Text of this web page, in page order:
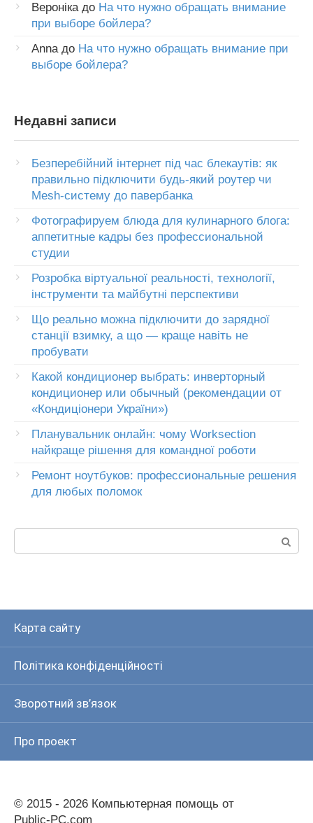
Веронікадо На что нужно обращать внимание
при выборе бойлера?
Annaдо На что нужно обращать внимание при
выборе бойлера?
Недавні записи
Безперебійний інтернет під час блекаутів: як
правильно підключити будь-який роутер чи
Mesh-систему до павербанка
Фотографируем блюда для кулинарного блога:
аппетитные кадры без профессиональной
студии
Розробка віртуальної реальності, технології,
інструменти та майбутні перспективи
Що реально можна підключити до зарядної
станції взимку, а що — краще навіть не
пробувати
Какой кондиционер выбрать: инверторный
кондиционер или обычный (рекомендации от
«Кондиціонери України»)
Планувальник онлайн: чому Worksection
найкраще рішення для командної роботи
Ремонт ноутбуков: профессиональные решения
для любых поломок
Карта сайту
Політика конфіденційності
Зворотний зв’язок
Про проект
© 2015 - 2026 Компьютерная помощь от
Public-PC.com